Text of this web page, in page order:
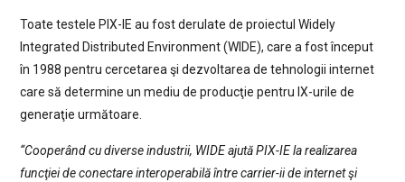
Toate testele PIX-IE au fost derulate de proiectul Widely
Integrated Distributed Environment (WIDE), care a fost început
în 1988 pentru cercetarea şi dezvoltarea de tehnologii internet
care să determine un mediu de producţie pentru IX-urile de
generaţie următoare.
“Cooperând cu diverse industrii, WIDE ajută PIX-IE la realizarea
funcţiei de conectare interoperabilă între carrier-ii de internet şi